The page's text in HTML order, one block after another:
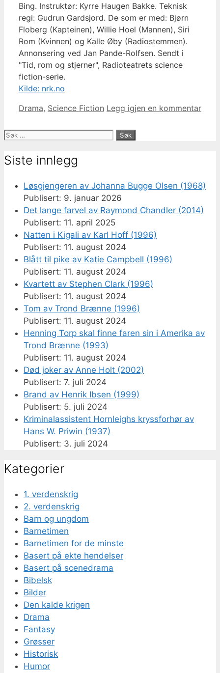
Bing. Instruktør: Kyrre Haugen Bakke. Teknisk
regi: Gudrun Gardsjord. De som er med: Bjørn
Floberg (Kapteinen), Willie Hoel (Mannen), Siri
Rom (Kvinnen) og Kalle Øby (Radiostemmen).
Annonsering ved Jan Pande-Rolfsen. Sendt i
"Tid, rom og stjerner", Radioteatrets science
fiction-serie.
Kilde: nrk.no
Kategorier
Drama, Science Fiction Legg igjen en kommentar
Søk
Siste innlegg
Løsgjengeren av Johanna Bugge Olsen (1968)
9. januar 2026
Det lange farvel av Raymond Chandler (2014)
11. april 2025
Natten i Kigali av Karl Hoff (1996)
11. august 2024
Blått til pike av Katie Campbell (1996)
11. august 2024
Kvartett av Stephen Clark (1996)
11. august 2024
Tom av Trond Brænne (1996)
11. august 2024
Henning Torp skal finne faren sin i Amerika av
Trond Brænne (1993)
11. august 2024
Død joker av Anne Holt (2002)
7. juli 2024
Brand av Henrik Ibsen (1999)
5. juli 2024
Kriminalassistent Hornleighs kryssforhør av
Hans W. Priwin (1937)
3. juli 2024
Kategorier
1. verdenskrig
2. verdenskrig
Barn og ungdom
Barnetimen
Barnetimen for de minste
Basert på ekte hendelser
Basert på scenedrama
Bibelsk
Bilder
Den kalde krigen
Drama
Fantasy
Grøsser
Historisk
Humor